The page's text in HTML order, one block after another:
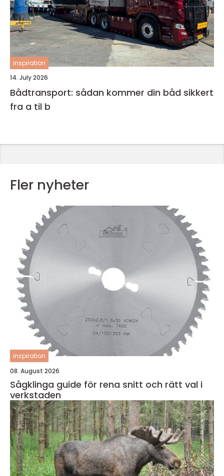
inspiration
14. July 2026
Bådtransport: sådan kommer din båd sikkert
fra a til b
Fler nyheter
inspiration
08. August 2026
Sågklinga guide för rena snitt och rätt val i
verkstaden